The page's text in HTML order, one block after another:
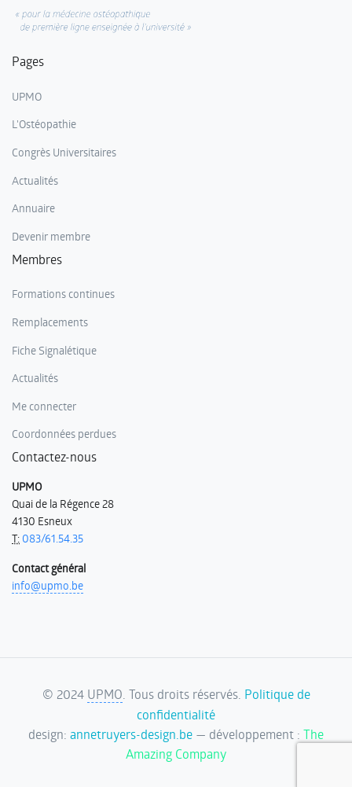
Pages
UPMO
L'Ostéopathie
Congrès Universitaires
Actualités
Annuaire
Devenir membre
Membres
Formations continues
Remplacements
Fiche Signalétique
Actualités
Me connecter
Coordonnées perdues
Contactez-nous
UPMO
Quai de la Régence 28
4130 Esneux
T: 083/61.54.35
Contact général
info@upmo.be
© 2024 UPMO . Tous droits réservés. Politique de
confidentialité
design: annetruyers-design.be — développement : The
Amazing Company